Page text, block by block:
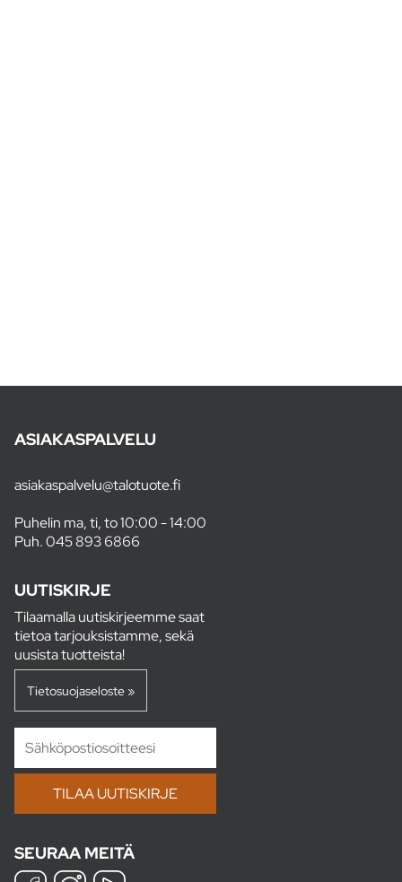
ASIAKASPALVELU
asiakaspalvelu@talotuote.fi
Puhelin ma, ti, to 10:00 - 14:00
Puh.045 893 6866
UUTISKIRJE
Tilaamalla uutiskirjeemme saat
tietoa tarjouksistamme, sekä
uusista tuotteista!
Tietosuojaseloste »
SEURAA MEITÄ